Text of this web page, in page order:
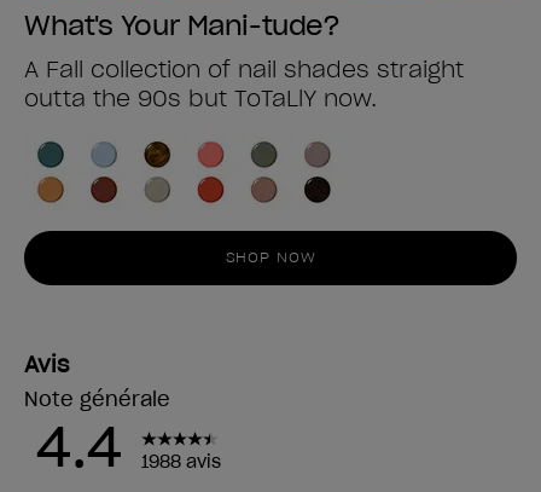
What's Your Mani-tude?
A Fall collection of nail shades straight
outta the 90s but ToTaLlY now.
SHOP NOW